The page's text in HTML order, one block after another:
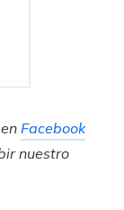
Facebook
nuestro